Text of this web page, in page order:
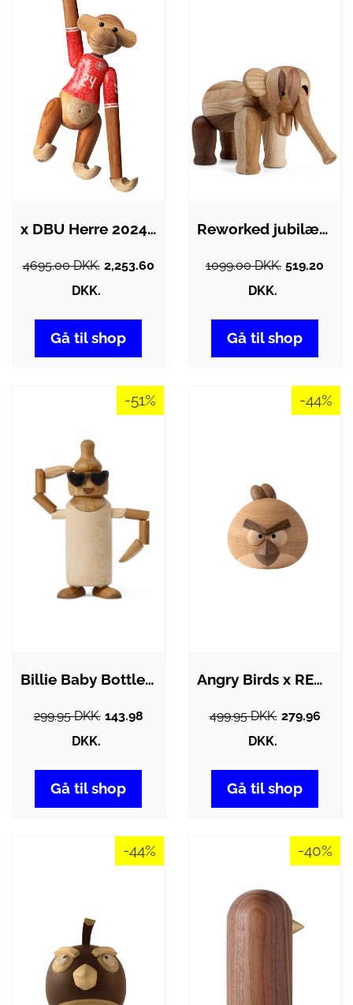
x DBU Herre 2024 - mellem
4695.00 DKK. 2,253.60
DKK.
Gå til shop
Reworked jubilæum mini elefant - mix træ
1099.00 DKK. 519.20
DKK.
Gå til shop
-51%
Billie Baby Bottle - ahorn
299.95 DKK. 143.98
DKK.
Gå til shop
-44%
Angry Birds x RED træfigur - small
499.95 DKK. 279.96
DKK.
Gå til shop
-44% -40%